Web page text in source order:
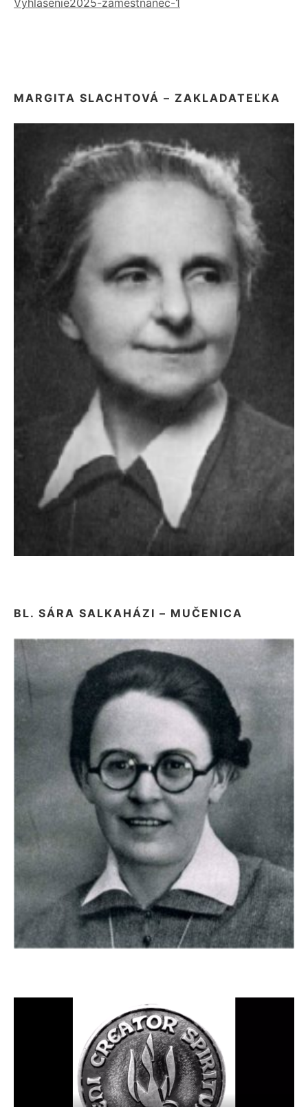
Vyhlasenie2025-zamestnanec-1
MARGITA SLACHTOVÁ – ZAKLADATEĽKA
BL. SÁRA SALKAHÁZI – MUČENICA